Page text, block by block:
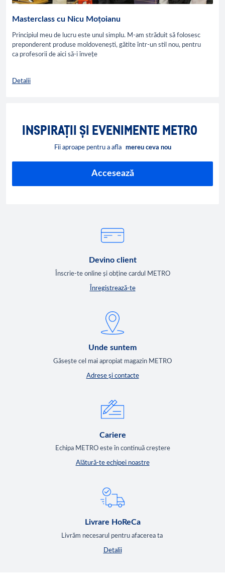
Masterclass cu Nicu Moțoianu
Principiul meu de lucru este unul simplu. M-am străduit să folosesc
preponderent produse moldovenești, gătite într-un stil nou, pentru
ca profesorii de aici să-i învețe
Detalii
INSPIRAȚII ȘI EVENIMENTE METRO
Fii aproape pentru a afla mereu ceva nou
Accesează
Devino client
Înscrie-te online și obține cardul METRO
Înregistrează-te
Unde suntem
Găsește cel mai apropiat magazin METRO
Adrese și contacte
Cariere
Echipa METRO este în continuă creștere
Alătură-te echipei noastre
Livrare HoReCa
Livrăm necesarul pentru afacerea ta
Detalii